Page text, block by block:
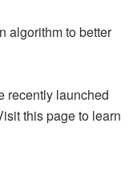
algorithm to better
recently launched
this page to learn